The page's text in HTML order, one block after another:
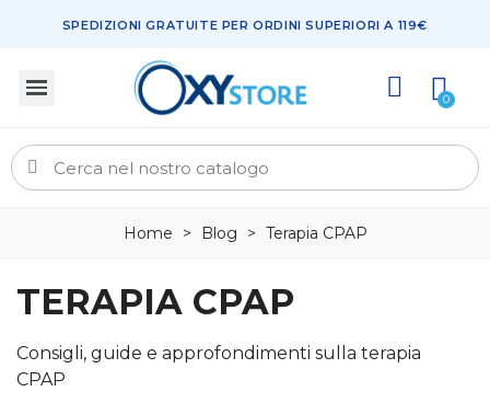
SPEDIZIONI GRATUITE PER ORDINI SUPERIORI A 119€
Home > Blog > Terapia CPAP
TERAPIA CPAP
Consigli, guide e approfondimenti sulla terapia
CPAP